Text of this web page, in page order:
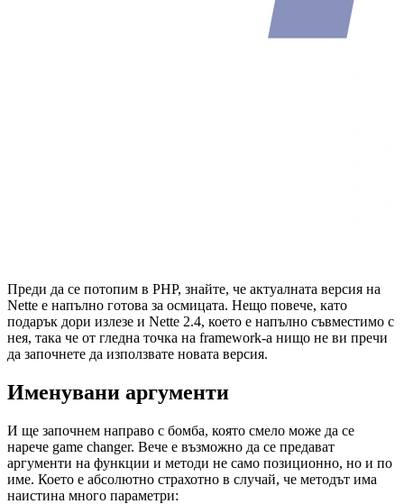
Преди да се потопим в PHP, знайте, че актуалната версия на
Nette е напълно готова за осмицата. Нещо повече, като
подарък дори излезе и Nette 2.4, което е напълно съвместимо с
нея, така че от гледна точка на framework-а нищо не ви пречи
да започнете да използвате новата версия.
Именувани аргументи
И ще започнем направо с бомба, която смело може да се
нарече game changer. Вече е възможно да се предават
аргументи на функции и методи не само позиционно, но и по
име. Което е абсолютно страхотно в случай, че методът има
наистина много параметри: